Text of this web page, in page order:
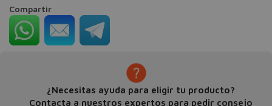
Compartir
¿Necesitas ayuda para eligir tu producto?
Contacta a nuestros expertos para pedir consejo